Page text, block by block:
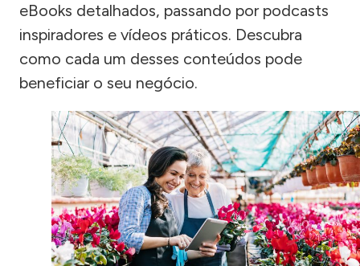
eBooks detalhados, passando por podcasts
inspiradores e vídeos práticos. Descubra
como cada um desses conteúdos pode
beneficiar o seu negócio.